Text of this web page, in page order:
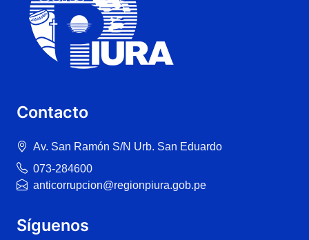
Contacto
Av. San Ramón S/N Urb. San Eduardo
073-284600
anticorrupcion@regionpiura.gob.pe
Síguenos